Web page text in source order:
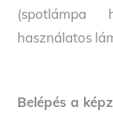
(spotlámpa
használatos
Belépés a